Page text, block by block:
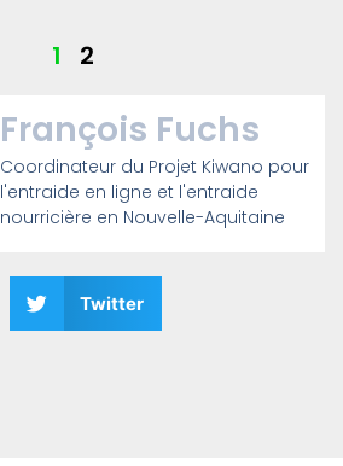
1 2
François Fuchs
Coordinateur du Projet Kiwano pour
l'entraide en ligne et l'entraide
nourricière en Nouvelle-Aquitaine
Twitter